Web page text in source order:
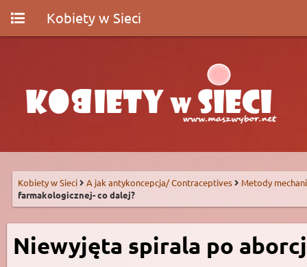
Kobiety w Sieci
Kobiety w Sieci A jak antykoncepcja/ Contraceptives
Metody
farmakologicznej- co dalej?
Niewyjęta spirala po